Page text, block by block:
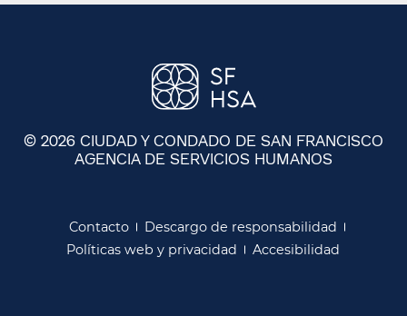
© 2026 CIUDAD Y CONDADO DE SAN FRANCISCO
AGENCIA DE SERVICIOS HUMANOS
Contacto​​
Descargo de responsabilidad​​
Políticas web y privacidad​​
Accesibilidad​​